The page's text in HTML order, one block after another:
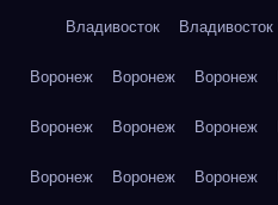
Владивосток Владивосток
Воронеж Воронеж Воронеж
Воронеж Воронеж Воронеж
Воронеж Воронеж Воронеж